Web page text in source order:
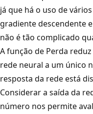
já que há o uso de
gradiente descendente
não é tão complicado
A função de Perda
rede neural a um único
resposta da rede está
Considerar a saída da
número nos permite